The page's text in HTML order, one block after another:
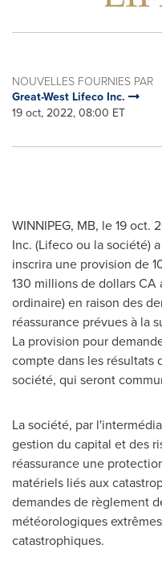
NOUVELLES FOURNIES PAR
Great-West Lifeco Inc.
19 oct, 2022, 08:00 ET
WINNIPEG, MB, le19 oct.
Inc. (Lifeco ou la société)
inscrira une provision de
130 millions de dollars CA
ordinaire) en raison des
réassurance prévues à la
La provision pour
compte dans les résultats
société, qui seront
La société, par
gestion du capital et des
réassurance une
matériels liés aux
demandes de règlement
météorologiques
catastrophiques.